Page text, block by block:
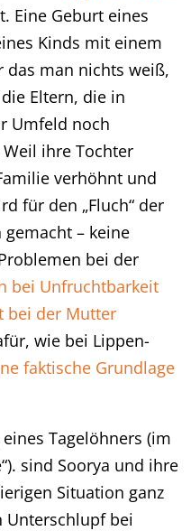
Eine Geburt eines
Kinds mit einem
das man nichts weiß,
Eltern, die in
Umfeld noch
ihre Tochter
verhöhnt und
für den „Fluch“ der
– keine
bei der
bei Unfruchtbarkeit
bei der Mutter
wie bei Lippen-
faktische Grundlage
Tagelöhners (im
sind Soorya und ihre
Situation ganz
Unterschlupf bei